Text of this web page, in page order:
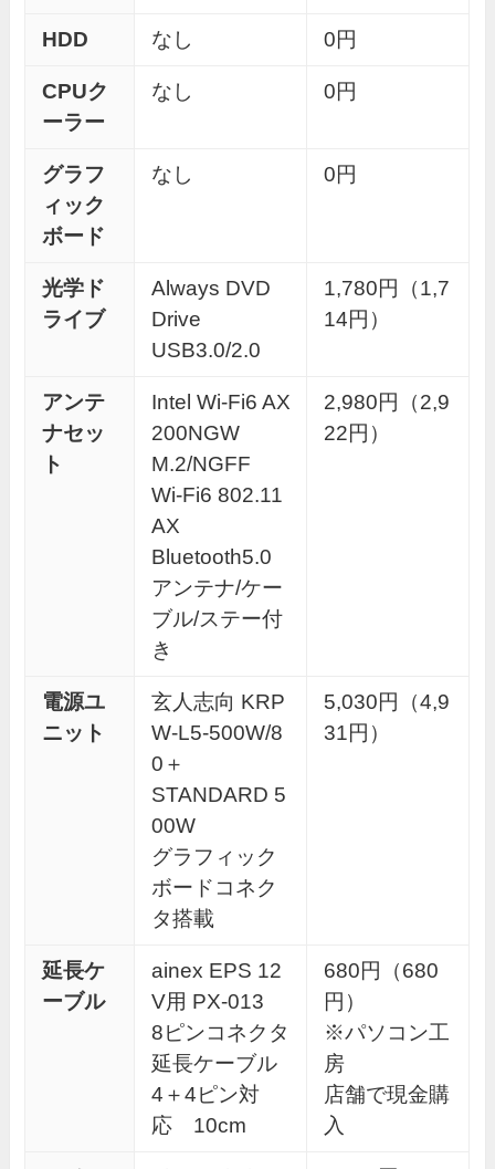
HDD なし 0円
CPUク
ーラー
なし 0円
グラフ
ィック
ボード
なし 0円
光学ド
ライブ
Always DVD
Drive
USB3.0/2.0
1,780円（1,7
14円）
アンテ
ナセッ
ト
Intel Wi-Fi6 AX
200NGW
M.2/NGFF
Wi-Fi6 802.11
AX
Bluetooth5.0
アンテナ/ケー
ブル/ステー付
き
2,980円（2,9
22円）
電源ユ
ニット
玄人志向 KRP
W-L5-500W/8
0＋
STANDARD 5
00W
グラフィック
ボードコネク
タ搭載
5,030円（4,9
31円）
延長ケ
ーブル
ainex EPS 12
V用 PX-013
8ピンコネクタ
延長ケーブル
4＋4ピン対
応 10cm
680円（680
円）
※パソコン工
房
店舗で現金購
入